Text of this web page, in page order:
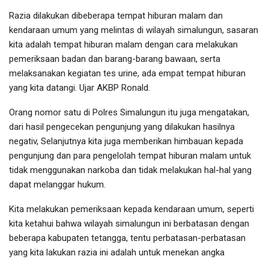
Razia dilakukan dibeberapa tempat hiburan malam dan
kendaraan umum yang melintas di wilayah simalungun, sasaran
kita adalah tempat hiburan malam dengan cara melakukan
pemeriksaan badan dan barang-barang bawaan, serta
melaksanakan kegiatan tes urine, ada empat tempat hiburan
yang kita datangi. Ujar AKBP Ronald.
Orang nomor satu di Polres Simalungun itu juga mengatakan,
dari hasil pengecekan pengunjung yang dilakukan hasilnya
negativ, Selanjutnya kita juga memberikan himbauan kepada
pengunjung dan para pengelolah tempat hiburan malam untuk
tidak menggunakan narkoba dan tidak melakukan hal-hal yang
dapat melanggar hukum.
Kita melakukan pemeriksaan kepada kendaraan umum, seperti
kita ketahui bahwa wilayah simalungun ini berbatasan dengan
beberapa kabupaten tetangga, tentu perbatasan-perbatasan
yang kita lakukan razia ini adalah untuk menekan angka